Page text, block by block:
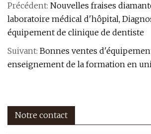
Précédent: Nouvelles fraises
laboratoire médical d'hôpital,
équipement de clinique de dentiste
Suivant: Bonnes ventes
enseignement de la formation en
Notre contact